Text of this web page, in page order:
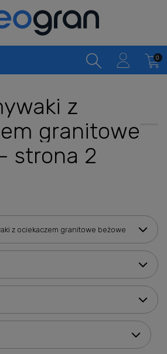
z
granitowe
strona 2
z ociekaczem granitowe beżowe